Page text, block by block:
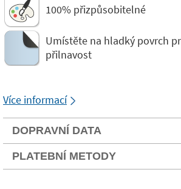
100% přizpůsobitelné
Umístěte na hladký povrch
přilnavost
Více informací
DOPRAVNÍ DATA
PLATEBNÍ METODY